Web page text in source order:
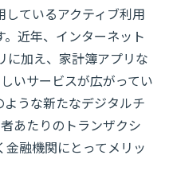
ているアクティブ利用
近年、インターネット
に加え、家計簿アプリな
いサービスが広がってい
うな新たなデジタルチ
あたりのトランザクシ
融機関にとってメリッ